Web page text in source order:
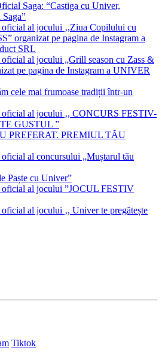
Saga: “Castiga cu Univer,
Saga”
oficial al jocului ‚,Ziua Copilului cu
organizat pe pagina de Instagram a
SRL
al jocului „Grill season cu Zass &
pe pagina de Instagram a UNIVER
cele mai frumoase tradiții într-un
oficial al jocului ‚, CONCURS FESTIV-
GUSTUL ”
PREFERAT. PREMIUL TĂU
al concursului „Muștarul tău
Paște cu Univer”
oficial al jocului ”JOCUL FESTIV
al jocului ‚, Univer te pregătește
Tiktok